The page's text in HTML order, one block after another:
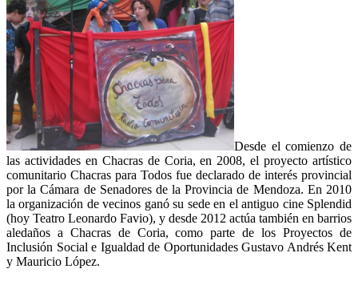
Desde el comienzo de
las actividades en Chacras de Coria, en 2008, el proyecto artístico
comunitario Chacras para Todos fue declarado de interés provincial
por la Cámara de Senadores de la Provincia de Mendoza. En 2010
la organización de vecinos ganó su sede en el antiguo cine Splendid
(hoy Teatro Leonardo Favio), y desde 2012 actúa también en barrios
aledaños a Chacras de Coria, como parte de los Proyectos de
Inclusión Social e Igualdad de Oportunidades Gustavo Andrés Kent
y Mauricio López.